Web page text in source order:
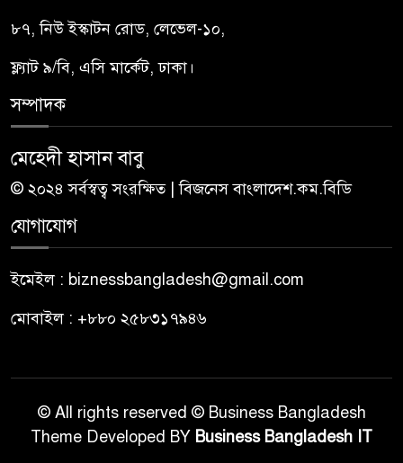
৮৭, নিউ ইস্কাটন রোড, লেভেল-১০,
ফ্ল্যাট ৯/বি, এসি মার্কেট, ঢাকা।
সম্পাদক
মেহেদী হাসান বাবু
© ২০২৪ সর্বস্বত্ব সংরক্ষিত | বিজনেস বাংলাদেশ.কম.বিডি
যোগাযোগ
ইমেইল : biznessbangladesh@gmail.com
মোবাইল : +৮৮০ ২৫৮৩১৭৯৪৬
© All rights reserved © Business Bangladesh
Theme Developed BY Business Bangladesh IT